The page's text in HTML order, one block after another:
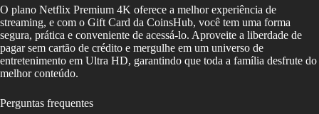
O plano Netflix Premium 4K oferece a melhor experiência de
streaming, e com o Gift Card da CoinsHub, você tem uma forma
segura, prática e conveniente de acessá-lo. Aproveite a liberdade de
pagar sem cartão de crédito e mergulhe em um universo de
entretenimento em Ultra HD, garantindo que toda a família desfrute do
melhor conteúdo.
Perguntas frequentes